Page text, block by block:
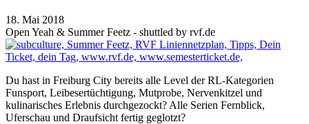
18. Mai 2018
Open Yeah & Summer Feetz - shuttled by rvf.de
Du hast in Freiburg City bereits alle Level der RL-Kategorien
Funsport, Leibesertüchtigung, Mutprobe, Nervenkitzel und
kulinarisches Erlebnis durchgezockt? Alle Serien Fernblick,
Uferschau und Draufsicht fertig geglotzt?